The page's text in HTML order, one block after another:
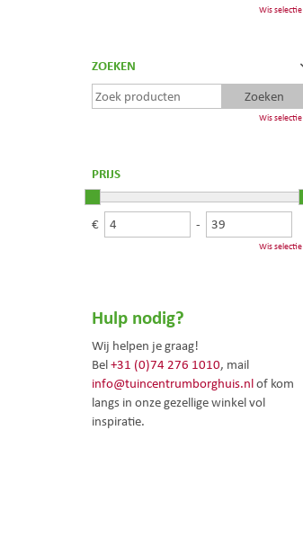
Wis selectie
ZOEKEN
Wis selectie
PRIJS
€ -
Wis selectie
Hulp nodig?
Wij helpen je graag!
Bel+31 (0)74 276 1010, mail
info@tuincentrumborghuis.nlof kom
langs in onze gezellige winkel vol
inspiratie.